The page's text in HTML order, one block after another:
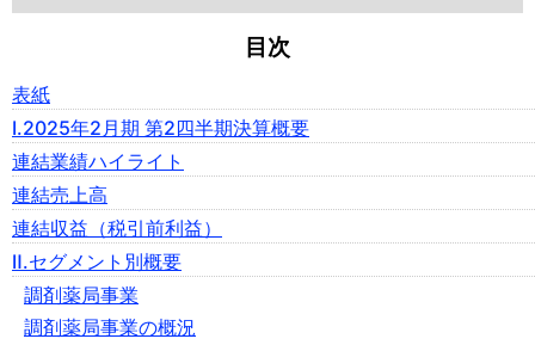
目次
表紙
Ⅰ.2025年2月期 第2四半期決算概要
連結業績ハイライト
連結売上高
連結収益（税引前利益）
Ⅱ.セグメント別概要
調剤薬局事業
調剤薬局事業の概況